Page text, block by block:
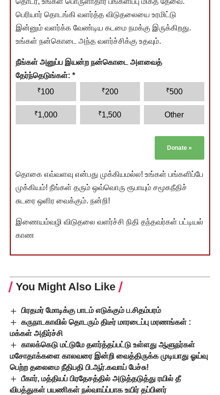
பெரியார் தொடங்கி வளர்த்த விடுதலையை உரமிட்டு
இன்னும் வளர்க்க வேண்டிய கடமை நமக்கு இருக்கிறது.
உங்கள் நன்கொடை அந்த வளர்ச்சிக்கு உதவும்.
நீங்கள் அனுப்ப இயன்ற நன்கொடை அளவைத்
தேர்ந்தெடுங்கள்: *
₹100 ₹200 ₹500
₹1,000 ₹1,500 Other
Donate »
தொகை எவ்வளவு என்பது முக்கியமல்ல! உங்கள் பங்களிப்பே
முக்கியம்! நீங்கள் தரும் ஒவ்வொரு ரூபாயும் சமூகநீதிச்
சுடரை ஒளிர வைக்கும். நன்றி!
இணையம்வழி விடுதலை வளர்ச்சி நிதி தந்தவர்கள் பட்டியல்
காண
You Might Also Like
பிரதமர் மோடிக்கு பாடம் எடுக்கும் ப.சிதம்பரம்
கருநாடகாவில் தொடரும் திடீர் மாரடைப்பு மரணங்கள் :
மக்கள் அதிர்ச்சி
காலக்கெடு மட்டுமே தளர்த்தப்பட்டு உள்ளது ஆளுநர்கள்
மசோதாக்களை காலவரை இன்றி வைத்திருக்க முடியாது ஓய்வு
பெற்ற தலைமை நீதிபதி பி.ஆர்.கவாய் பேச்சு!
பீகார், மத்தியப் பிரதேசத்தில் அடுத்தடுத்து ரயில் தீ
விபத்துகள் பயணிகள் நல்வாய்ப்பாக உயிர் தப்பினர்